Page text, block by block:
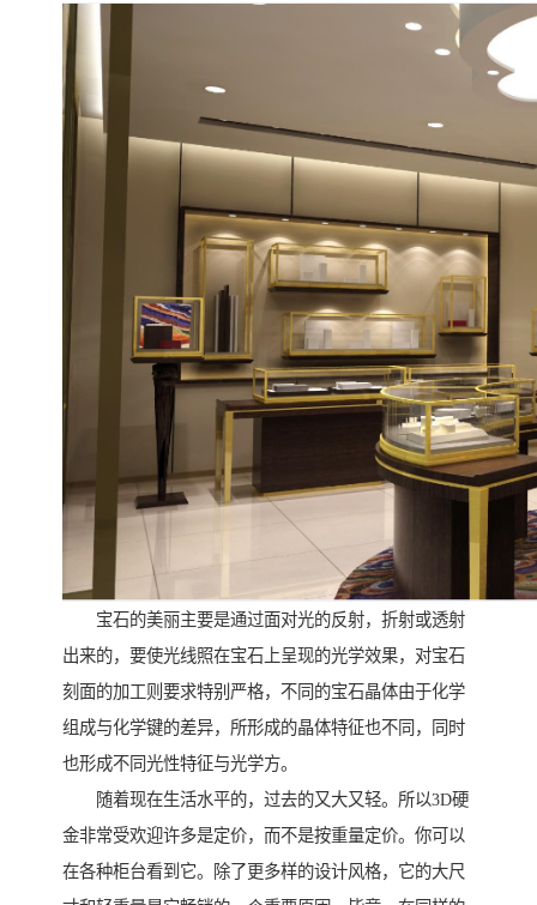
宝石的美丽主要是通过面对光的反射，折射或透射
出来的，要使光线照在宝石上呈现的光学效果，对宝石
刻面的加工则要求特别严格，不同的宝石晶体由于化学
组成与化学键的差异，所形成的晶体特征也不同，同时
也形成不同光性特征与光学方。
随着现在生活水平的，过去的又大又轻。所以3D硬
金非常受欢迎许多是定价，而不是按重量定价。你可以
在各种柜台看到它。除了更多样的设计风格，它的大尺